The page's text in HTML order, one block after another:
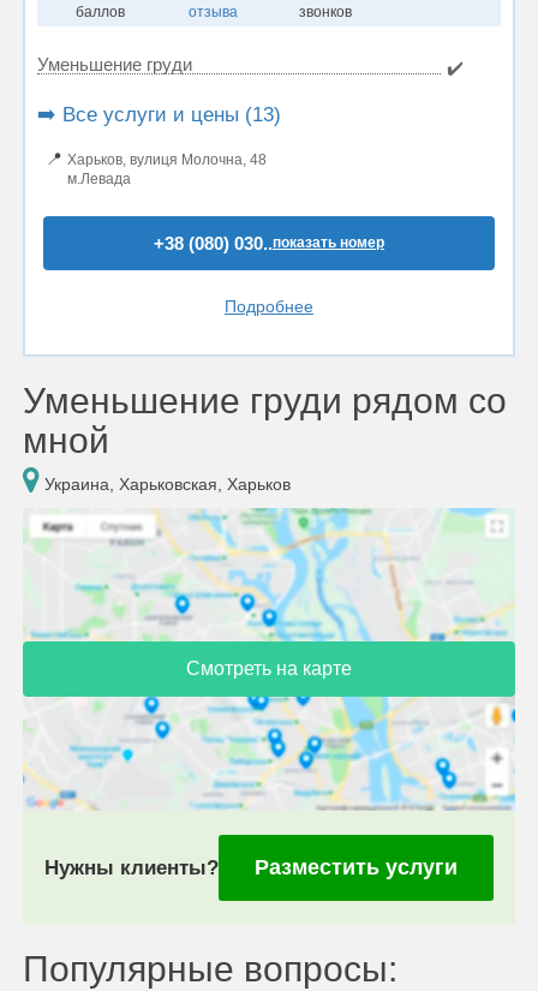
баллов отзыва звонков
Уменьшение груди ✔️
➡️ Все услуги и цены (13)
📍 Харьков, вулиця Молочна, 48
м.Левада
+38 (080) 030..показать номер
Подробнее
Уменьшение груди рядом со
мной
Украина, Харьковская, Харьков
Смотреть на карте
Нужны клиенты? Разместить услуги
Популярные вопросы: